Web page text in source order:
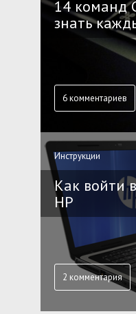
14 команд
знать
6 комментариев
Инструкции
Как войти
HP
2 комментария